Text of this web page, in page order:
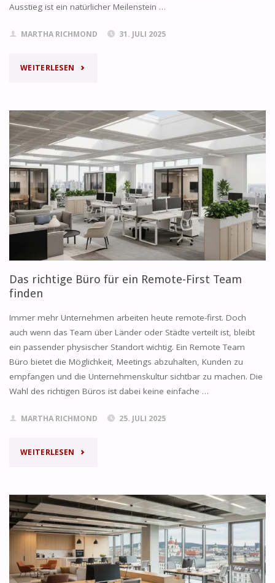
Ausstieg ist ein natürlicher Meilenstein …
MARTHA RICHMOND 31. JULI 2025
WEITERLESEN "VOM
ZUM
EIGENEN
BÜRO:
DER
SMARTE
SCHRITT
IN
BUSINESS-
PHASE"
Das richtige Büro für ein Remote-First Team
finden
Immer mehr Unternehmen arbeiten heute remote-first. Doch
auch wenn das Team über Länder oder Städte verteilt ist, bleibt
ein passender physischer Standort wichtig. Ein Remote Team
Büro bietet die Möglichkeit, Meetings abzuhalten, Kunden zu
empfangen und die Unternehmenskultur sichtbar zu machen. Die
Wahl des richtigen Büros ist dabei keine einfache …
MARTHA RICHMOND 25. JULI 2025
WEITERLESEN "DAS
BÜRO
FÜR
EIN
REMOTE-